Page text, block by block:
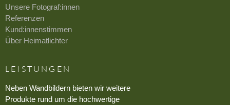
Unsere Fotograf:innen
Referenzen
Kund:innenstimmen
Über Heimatlichter
LEISTUNGEN
Neben Wandbildern bieten wir weitere
Produkte rund um die hochwertige